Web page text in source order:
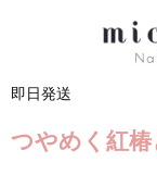
即日発送
つやめく紅